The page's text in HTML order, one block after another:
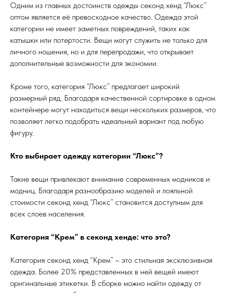
Одним из главных достоинств одежды секонд хенд “Люкс”
оптом является её превосходное качество. Одежда этой
категории не имеет заметных повреждений, таких как
катышки или потертости. Вещи могут служить не только для
личного ношения, но и для перепродажи, что открывает
дополнительные возможности для экономии.
Кроме того, категория “Люкс” предлагает широкий
размерный ряд. Благодаря качественной сортировке в одном
контейнере могут находиться вещи нескольких размеров, что
позволяет легко подобрать идеальный вариант под любую
фигуру.
Кто выбирает одежду категории “Люкс”?
Такие вещи привлекают внимание современных модников и
модниц. Благодаря разнообразию моделей и лояльной
стоимости секонд хенд “Люкс” становится доступным для
всех слоев населения.
Категория “Крем” в секонд хенде: что это?
Категория секонд хенд “Крем” – это стильная эксклюзивная
одежда. Более 20% представленных в ней вещей имеют
оригинальные этикетки. В сборке можно найти одежду от